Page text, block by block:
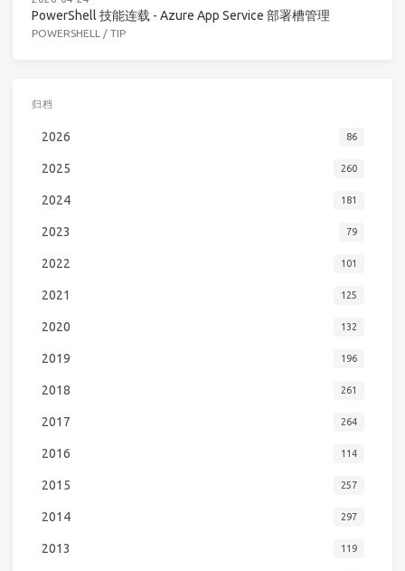
PowerShell 技能连载 - Azure App Service 部署槽管理
POWERSHELL / TIP
归档
2026 86
2025 260
2024 181
2023 79
2022 101
2021 125
2020 132
2019 196
2018 261
2017 264
2016 114
2015 257
2014 297
2013 119